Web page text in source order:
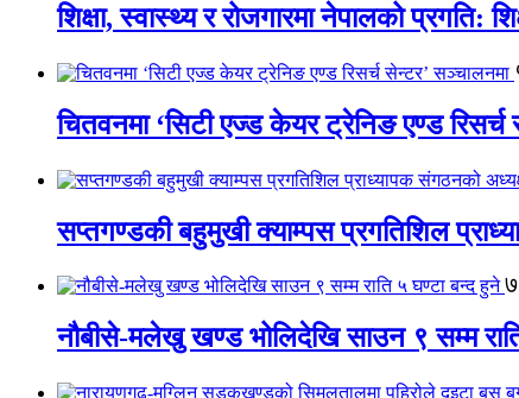
शिक्षा, स्वास्थ्य र रोजगारमा नेपालको प्रगति:
चितवनमा ‘सिटी एज्ड केयर ट्रेनिङ एण्ड
सप्तगण्डकी बहुमुखी क्याम्पस प्रगतिशिल
७
नौबीसे-मलेखु खण्ड भोलिदेखि साउन ९ सम्म